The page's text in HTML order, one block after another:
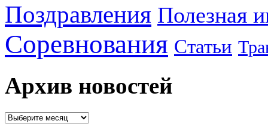
Поздравления Полезная
Соревнования Статьи
Архив новостей